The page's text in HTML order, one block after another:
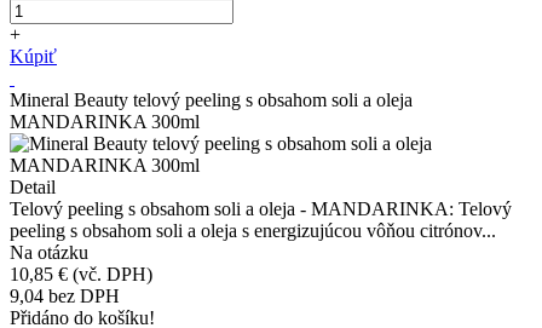
+
Kúpiť
Mineral Beauty telový peeling s obsahom soli a oleja
MANDARINKA 300ml
Detail
Telový peeling s obsahom soli a oleja - MANDARINKA: Telový
peeling s obsahom soli a oleja s energizujúcou vôňou citrónov...
Na otázku
10,85 € (vč. DPH)
9,04 bez DPH
Přidáno do košíku!